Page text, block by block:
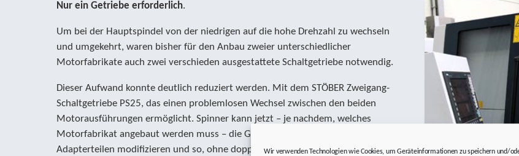
Wir verwenden Technologien wie Cookies, um Geräteinformationen zu speichern und/
Nur ein Getriebe erforderlich.
Um bei der Hauptspindel von der niedrigen auf die hohe Drehzahl zu wechseln
und umgekehrt, waren bisher für den Anbau zweier unterschiedlicher
Motorfabrikate auch zwei verschieden ausgestattete Schaltgetriebe notwendig.
Dieser Aufwand konnte deutlich reduziert werden. Mit dem STÖBER Zweigang-
Schaltgetriebe PS25, das einen problemlosen Wechsel zwischen den beiden
Motorausführungen ermöglicht. Spinner kann jetzt – je nachdem, welches
Motorfabrikat angebaut werden muss – die Getriebeschnittstelle mit einfachen
Adapterteilen modifizieren und so, ohne doppelte Lagerhaltung, das Getriebe für